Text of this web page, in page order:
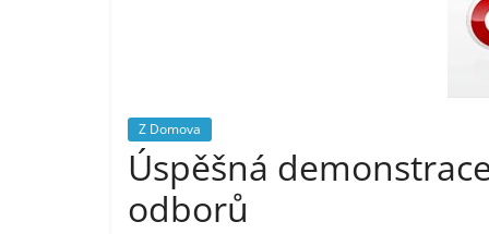
Z Domova
Úspěšná
odborů